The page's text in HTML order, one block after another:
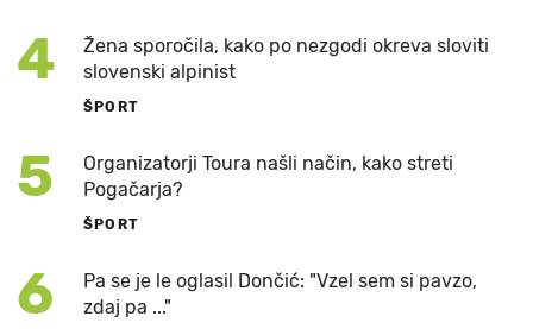
4
Žena sporočila, kako po nezgodi okreva sloviti
slovenski alpinist
ŠPORT
5
Organizatorji Toura našli način, kako streti
Pogačarja?
ŠPORT
6
Pa se je le oglasil Dončić: "Vzel sem si pavzo,
zdaj pa ..."